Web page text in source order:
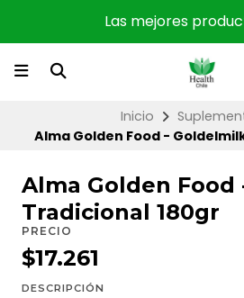
Las mejores
Inicio
Alma Golden Food -
Alma Golden
Tradicional 180gr
PRECIO
$17.261
DESCRIPCIÓN